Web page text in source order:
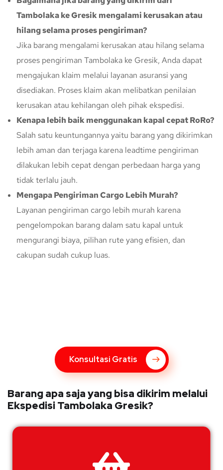
Tambolaka ke Gresik mengalami kerusakan atau
hilang selama proses pengiriman?
Jika barang mengalami kerusakan atau hilang selama
proses pengiriman Tambolaka ke Gresik, Anda dapat
mengajukan klaim melalui layanan asuransi yang
disediakan. Proses klaim akan melibatkan penilaian
kerusakan atau kehilangan oleh pihak ekspedisi.
Kenapa lebih baik menggunakan kapal cepat RoRo?
Salah satu keuntungannya yaitu barang yang dikirimkan
lebih aman dan terjaga karena leadtime pengiriman
dilakukan lebih cepat dengan perbedaan harga yang
tidak terlalu jauh.
Mengapa Pengiriman Cargo Lebih Murah?
Layanan pengiriman cargo lebih murah karena
pengelompokan barang dalam satu kapal untuk
mengurangi biaya, pilihan rute yang efisien, dan
cakupan sudah cukup luas.
Konsultasi Gratis
Barang apa saja yang bisa dikirim melalui
Ekspedisi Tambolaka Gresik?